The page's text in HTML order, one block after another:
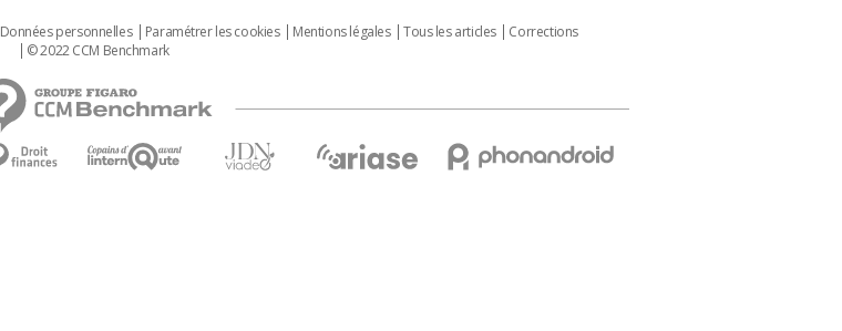
Données personnelles Paramétrer les cookies Mentions légales Tous les articles
Corrections
© 2022 CCM Benchmark